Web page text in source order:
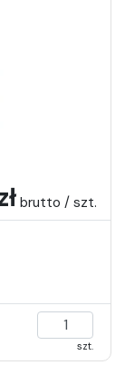
brutto / szt.
szt.